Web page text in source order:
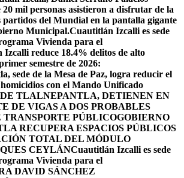
mil personas asistieron a disfrutar de la
partidos del Mundial en la pantalla gigante
Municipal.Cuautitlán Izcalli es sede
Vivienda para el
Izcalli reduce 18.4% delitos de alto
semestre de 2026:
sede de la Mesa de Paz, logra reducir el
con el Mando Unificado
TLALNEPANTLA, ​DETIENEN EN
DE VIGAS A DOS PROBABLES
TRANSPORTE PÚBLICOGOBIERNO
RECUPERA ESPACIOS PÚBLICOS
TOTAL DEL MÓDULO
CEYLÁNCuautitlán Izcalli es sede
Vivienda para el
DAVID SÁNCHEZ